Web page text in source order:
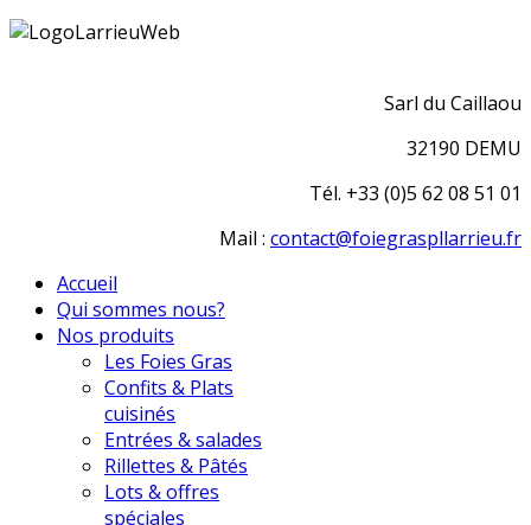
Sarl du Caillaou
32190 DEMU
Tél. +33 (0)5 62 08 51 01
Mail : contact@foiegraspllarrieu.fr
Accueil
Qui sommes nous?
Nos produits
Les Foies Gras
Confits & Plats
cuisinés
Entrées & salades
Rillettes & Pâtés
Lots & offres
spéciales